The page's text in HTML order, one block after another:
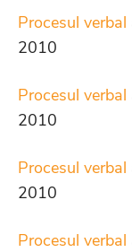
Procesul verbal
2010
Procesul verbal
2010
Procesul verbal
2010
Procesul verbal